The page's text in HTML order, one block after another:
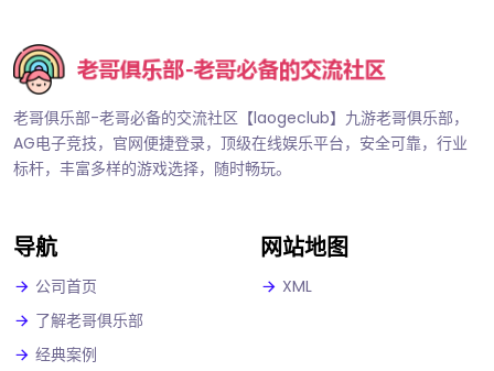
老哥俱乐部-老哥必备的交流社区【laogeclub】九游老哥俱乐部，
AG电子竞技，官网便捷登录，顶级在线娱乐平台，安全可靠，行业
标杆，丰富多样的游戏选择，随时畅玩。
导航
公司首页
了解老哥俱乐部
经典案例
网站地图
XML